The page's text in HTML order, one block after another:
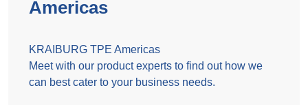
Americas
KRAIBURG TPE Americas
Meet with our product experts to find out how we
can best cater to your business needs.